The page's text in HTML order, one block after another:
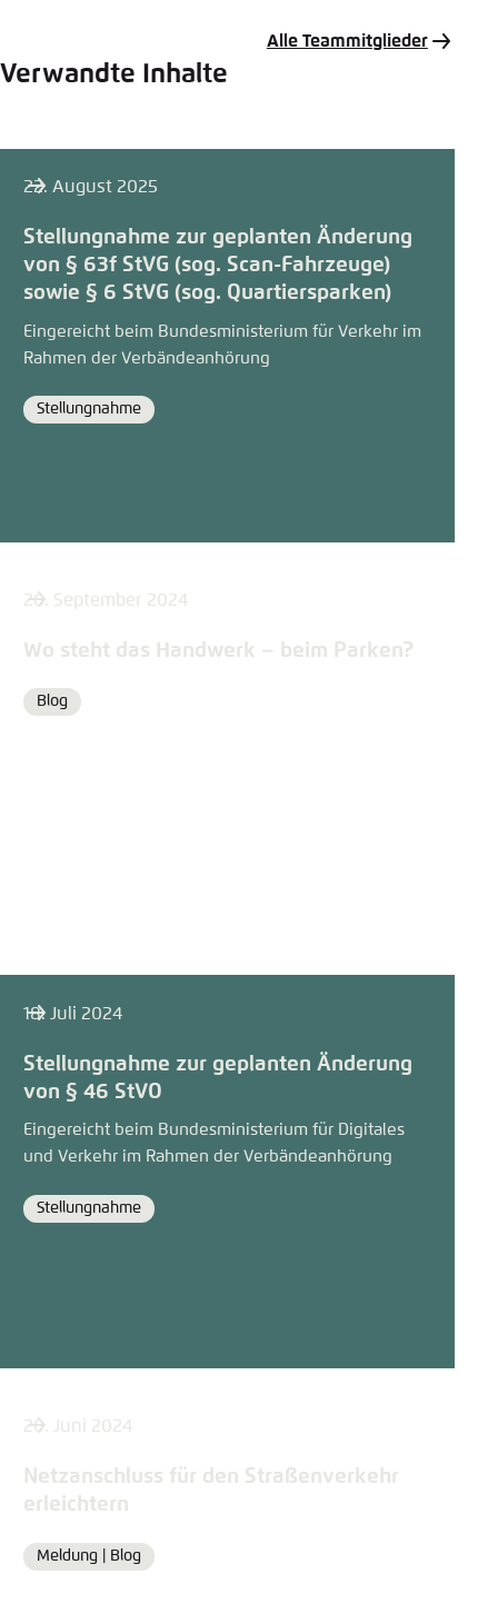
Alle Teammitglieder
Verwandte Inhalte
22. August 2025
Stellungnahme zur geplanten Änderung
von § 63f StVG (sog. Scan-Fahrzeuge)
sowie § 6 StVG (sog. Quartiersparken)
Eingereicht beim Bundesministerium für Verkehr im
Rahmen der Verbändeanhörung
Format
Stellungnahme
26. September 2024
Wo steht das Handwerk – beim Parken?
Format
Blog
18. Juli 2024
Stellungnahme zur geplanten Änderung
von § 46 StVO
Eingereicht beim Bundesministerium für Digitales
und Verkehr im Rahmen der Verbändeanhörung
Format
Stellungnahme
20. Juni 2024
Netzanschluss für den Straßenverkehr
erleichtern
Format
Meldung | Blog